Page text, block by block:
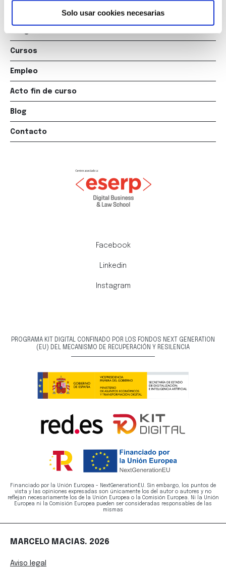
Solo usar cookies necesarias
Cursos
Empleo
Acto fin de curso
Blog
Contacto
Facebook
Linkedin
Instagram
PROGRAMA KIT DIGITAL CONFINADO POR LOS FONDOS NEXT GENERATION
(EU) DEL MECANISMO DE RECUPERACIÓN Y RESILENCIA
Financiado por la Unión Europea - NextGenerationEU. Sin embargo, los puntos de
vista y las opiniones expresadas son únicamente los del autor o autores y no
reflejan necesariamente los de la Unión Europea o la Comisión Europea. Ni la Unión
Europea ni la Comisión Europea pueden ser consideradas responsables de las
mismas
MARCELO MACIAS. 2026
Aviso legal